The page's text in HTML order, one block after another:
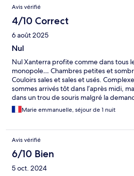
Avis vérifié
4/10 Correct
6 août 2025
Nul
Nul Xanterra profite comme dans tous
monopole… Chambres petites et
Couloirs sales et sales et usés.
sommes arrivés tôt dans l’après midi,
dans un trou de souris malgré la
vue.Marie emmanuelle, séjour de 1 nuit
Avis vérifié
6/10 Bien
5 oct. 2024